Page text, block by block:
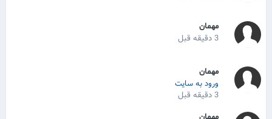
مهمان
3 دقیقه قبل
مهمان
ورود به سایت
3 دقیقه قبل